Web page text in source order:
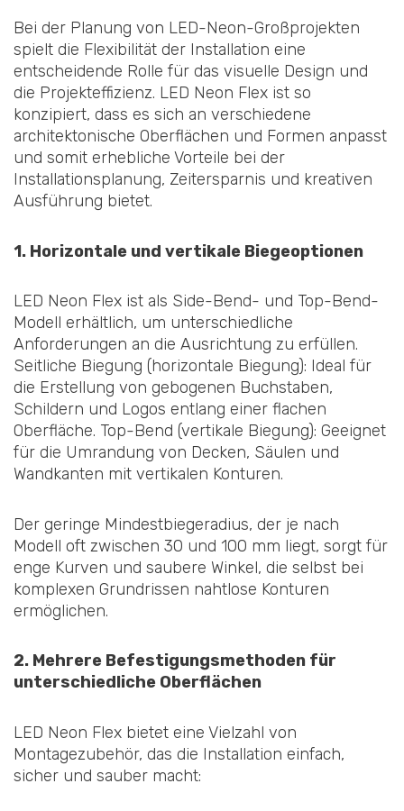
Bei der Planung von LED-Neon-Großprojekten
spielt die Flexibilität der Installation eine
entscheidende Rolle für das visuelle Design und
die Projekteffizienz. LED Neon Flex ist so
konzipiert, dass es sich an verschiedene
architektonische Oberflächen und Formen anpasst
und somit erhebliche Vorteile bei der
Installationsplanung, Zeitersparnis und kreativen
Ausführung bietet.
1. Horizontale und vertikale Biegeoptionen
LED Neon Flex ist als Side-Bend- und Top-Bend-
Modell erhältlich, um unterschiedliche
Anforderungen an die Ausrichtung zu erfüllen.
Seitliche Biegung (horizontale Biegung): Ideal für
die Erstellung von gebogenen Buchstaben,
Schildern und Logos entlang einer flachen
Oberfläche. Top-Bend (vertikale Biegung): Geeignet
für die Umrandung von Decken, Säulen und
Wandkanten mit vertikalen Konturen.
Der geringe Mindestbiegeradius, der je nach
Modell oft zwischen 30 und 100 mm liegt, sorgt für
enge Kurven und saubere Winkel, die selbst bei
komplexen Grundrissen nahtlose Konturen
ermöglichen.
2. Mehrere Befestigungsmethoden für
unterschiedliche Oberflächen
LED Neon Flex bietet eine Vielzahl von
Montagezubehör, das die Installation einfach,
sicher und sauber macht: